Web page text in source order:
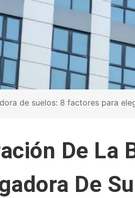
de suelos: 8 factores para
De La
De